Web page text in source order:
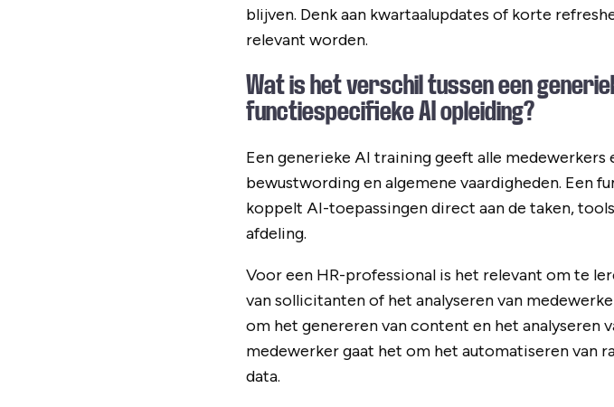
blijven. Denk aan kwartaalupdates of korte
relevant worden.
Wat is het verschil tussen een
functiespecifieke AI opleiding?
Een generieke AI training geeft alle
bewustwording en algemene vaardigheden. Een
koppelt AI-toepassingen direct aan de taken,
afdeling.
Voor een HR-professional is het relevant om te
van sollicitanten of het analyseren van
om het genereren van content en het analyseren
medewerker gaat het om het automatiseren van
data.